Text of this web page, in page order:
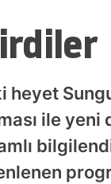
heyet
ile yeni